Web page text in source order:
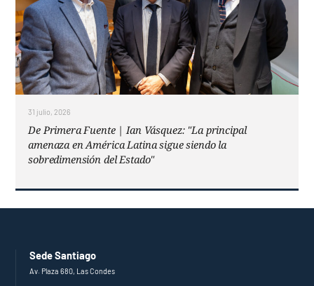
31 julio, 2026
De Primera Fuente | Ian Vásquez: "La principal
amenaza en América Latina sigue siendo la
sobredimensión del Estado"
Sede Santiago
Av. Plaza 680, Las Condes